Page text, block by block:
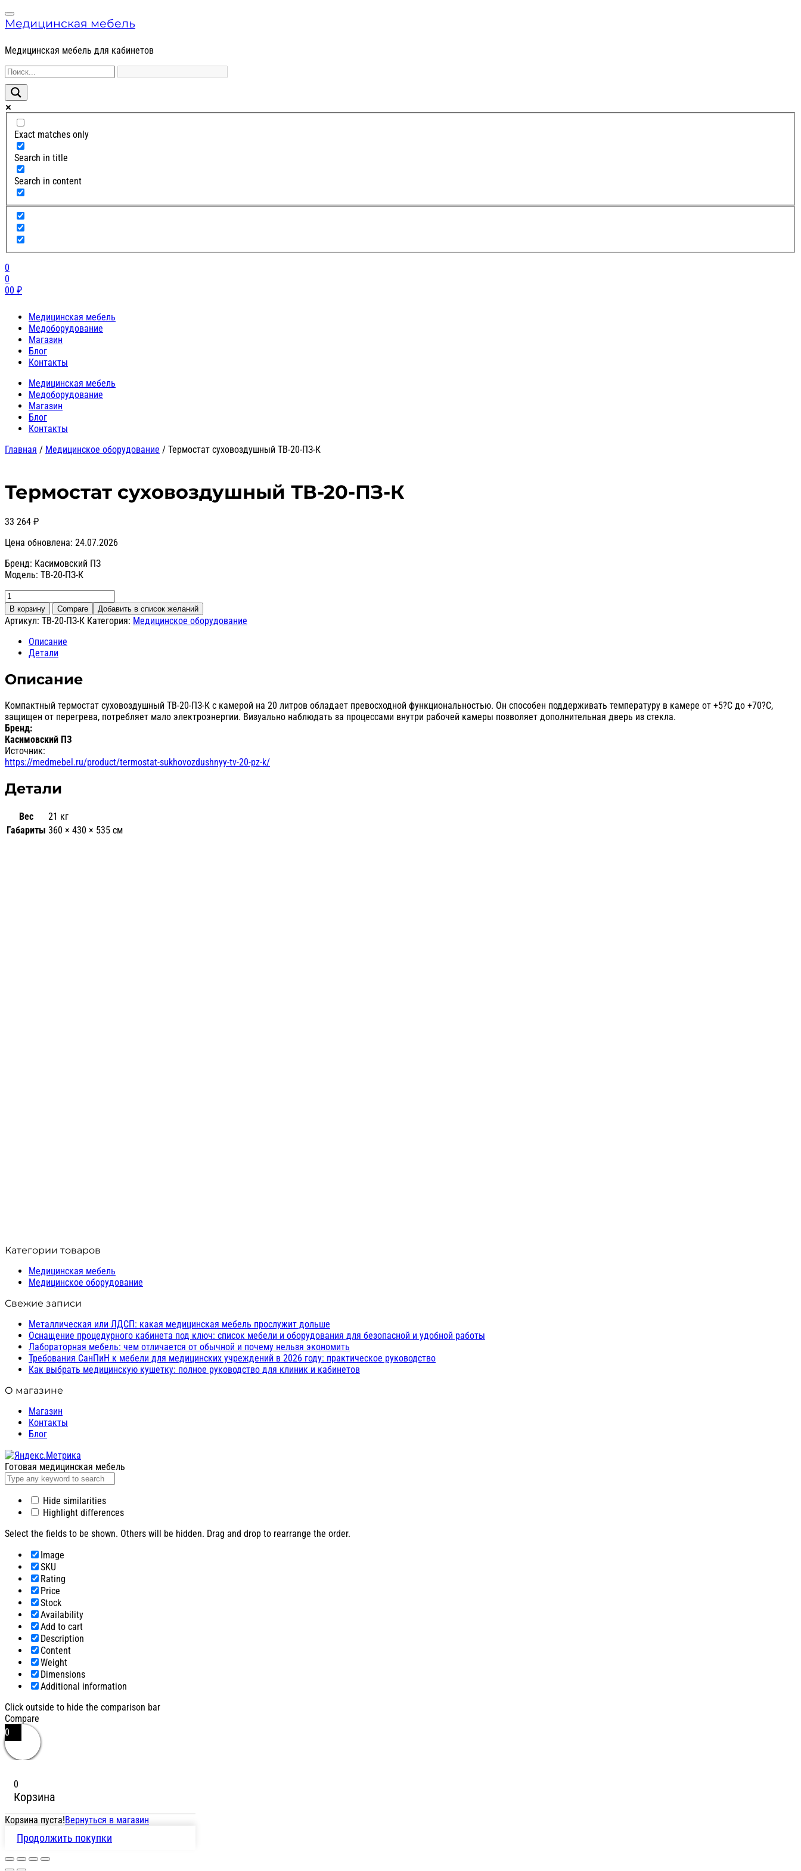
Skip
to
navigation
Skip
to
content
Menu
Медицинская мебель
Медицинская мебель для кабинетов
Exact matches only
Search in title
Search in content
0
0
00 ₽
Медицинская мебель
Медоборудование
Магазин
Блог
Контакты
Медицинская мебель
Медоборудование
Магазин
Блог
Контакты
Главная / Медицинское оборудование / Термостат суховоздушный ТВ-20-ПЗ-К
Термостат суховоздушный ТВ-20-ПЗ-К
33 264 ₽
Цена обновлена: 24.07.2026
Бренд: Касимовский ПЗ
Модель: ТВ-20-ПЗ-К
Количество
товара
Термостат
суховоздушный
ТВ-20-
В корзину Compare Добавить в список желаний
Артикул: ТВ-20-ПЗ-К Категория: Медицинское оборудование
Описание
Детали
Описание
Компактный термостат суховоздушный ТВ-20-ПЗ-К с камерой на 20 литров обладает превосходной функциональностью. Он способен поддерживать температуру в камере от +5?C до +70?C,
защищен от перегрева, потребляет мало электроэнергии. Визуально наблюдать за процессами внутри рабочей камеры позволяет дополнительная дверь из стекла.
Бренд:
Касимовский ПЗ
Источник:
https://medmebel.ru/product/termostat-sukhovozdushnyy-tv-20-pz-k/
Детали
Вес
21 кг
Габариты 360 × 430 × 535 см
Категории товаров
Медицинская мебель
Медицинское оборудование
Свежие записи
Металлическая или ЛДСП: какая медицинская мебель прослужит дольше
Оснащение процедурного кабинета под ключ: список мебели и оборудования для безопасной и удобной работы
Лабораторная мебель: чем отличается от обычной и почему нельзя экономить
Требования СанПиН к мебели для медицинских учреждений в 2026 году: практическое руководство
Как выбрать медицинскую кушетку: полное руководство для клиник и кабинетов
О магазине
Магазин
Контакты
Блог
Готовая медицинская мебель
Hide similarities
Highlight differences
Select the fields to be shown. Others will be hidden. Drag and drop to rearrange the order.
Image
SKU
Rating
Price
Stock
Availability
Add to cart
Description
Content
Weight
Dimensions
Additional information
Click outside to hide the comparison bar
Compare
0
0
Корзина
Корзина пуста!Вернуться в магазин
Продолжить покупки